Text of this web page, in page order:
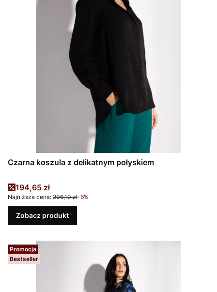
Czarna koszula z delikatnym połyskiem
Cena promocyjna
194,65 zł
Najniższa cena: 206,10 zł-6%
Zobacz produkt
Promocja
Bestseller